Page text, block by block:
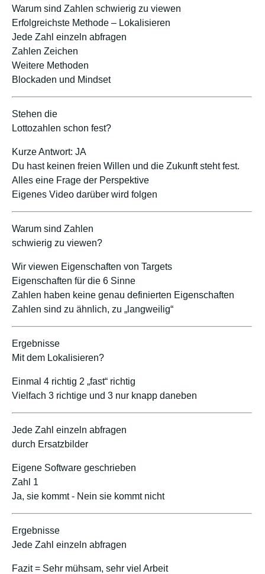
Warum sind Zahlen schwierig zu viewen
Erfolgreichste Methode – Lokalisieren
Jede Zahl einzeln abfragen
Zahlen Zeichen
Weitere Methoden
Blockaden und Mindset
Stehen die
Lottozahlen schon fest?
Kurze Antwort: JA
Du hast keinen freien Willen und die Zukunft steht fest.
Alles eine Frage der Perspektive
Eigenes Video darüber wird folgen
Warum sind Zahlen
schwierig zu viewen?
Wir viewen Eigenschaften von Targets
Eigenschaften für die 6 Sinne
Zahlen haben keine genau definierten Eigenschaften
Zahlen sind zu ähnlich, zu „langweilig“
Ergebnisse
Mit dem Lokalisieren?
Einmal 4 richtig 2 „fast“ richtig
Vielfach 3 richtige und 3 nur knapp daneben
Jede Zahl einzeln abfragen
durch Ersatzbilder
Eigene Software geschrieben
Zahl 1
Ja, sie kommt - Nein sie kommt nicht
Ergebnisse
Jede Zahl einzeln abfragen
Fazit = Sehr mühsam, sehr viel Arbeit